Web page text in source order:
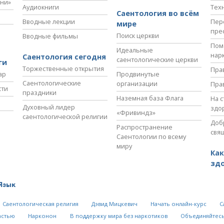
Аудиокниги
Вводные лекции
Вводные фильмы
Саентология сегодня
Торжественные открытия
Саентологические
праздники
Духовный лидер
саентологической религии
Саентология во всём
мире
Поиск церкви
Идеальные
саентологические церкви
Продвинутые
организации
Наземная база Флага
«Фривиндз»
Распространение
Саентологии по всему
миру
На
Саентологическая религия Дэвид Мицкевич Начать онлайн-курс
Нарконон В поддержку мира без наркотиков